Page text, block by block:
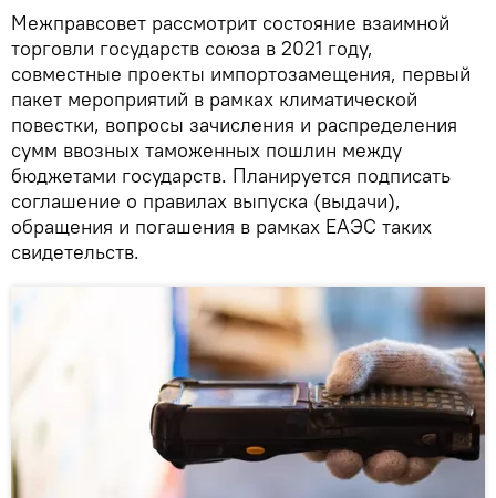
Межправсовет рассмотрит состояние взаимной
торговли государств союза в 2021 году,
совместные проекты импортозамещения, первый
пакет мероприятий в рамках климатической
повестки, вопросы зачисления и распределения
сумм ввозных таможенных пошлин между
бюджетами государств. Планируется подписать
соглашение о правилах выпуска (выдачи),
обращения и погашения в рамках ЕАЭС таких
свидетельств.